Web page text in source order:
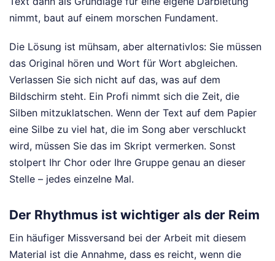
nimmt, baut auf einem morschen Fundament.
Die Lösung ist mühsam, aber alternativlos: Sie müssen
das Original hören und Wort für Wort abgleichen.
Verlassen Sie sich nicht auf das, was auf dem
Bildschirm steht. Ein Profi nimmt sich die Zeit, die
Silben mitzuklatschen. Wenn der Text auf dem Papier
eine Silbe zu viel hat, die im Song aber verschluckt
wird, müssen Sie das im Skript vermerken. Sonst
stolpert Ihr Chor oder Ihre Gruppe genau an dieser
Stelle – jedes einzelne Mal.
Der Rhythmus ist wichtiger als der Reim
Ein häufiger Missversand bei der Arbeit mit diesem
Material ist die Annahme, dass es reicht, wenn die